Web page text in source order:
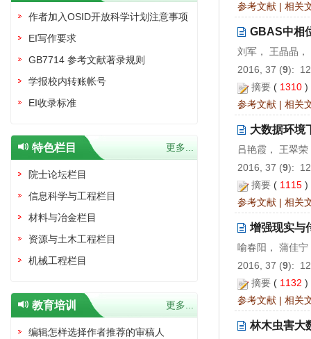
参考文献 | 相关
GBAS中相
刘军， 王晶晶
2016, 37 (9):
摘要 ( 1310
参考文献 | 相关
大数据环境
吕艳霞， 王翠
2016, 37 (9):
摘要 ( 1115
参考文献 | 相关
增强现实与
喻春阳， 蒲佳
2016, 37 (9):
摘要 ( 1132
参考文献 | 相关
林木虫害大
作者加入OSID开放科学计划注意事项
EI写作要求
GB7714 参考文献著录规则
学报校内转账帐号
EI收录标准
特色栏目 更多...
院士论坛栏目
信息科学与工程栏目
材料与冶金栏目
资源与土木工程栏目
机械工程栏目
教育培训 更多...
编辑怎样选择作者推荐的审稿人